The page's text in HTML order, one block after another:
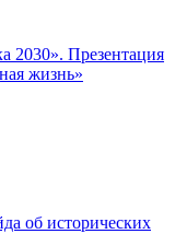
2030». Презентация
жизнь»
об исторических